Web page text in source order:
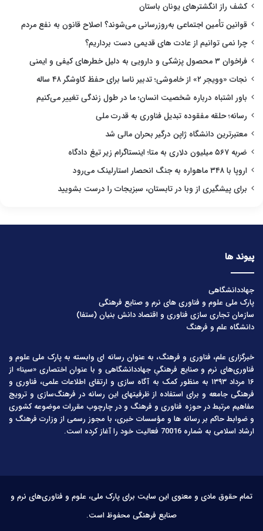
کشف راز انگشترهای یونان باستان
قوانین تأمین اجتماعی به‌روزرسانی می‌شوند؟ اصلاح قانون به نفع مردم
چرا نمی توانیم از عادت های قدیمی دست برداریم؟
فراخوان ۳ محصول پزشکی و دارویی به دلیل خطرهای کیفی و ایمنی
نجات «وویجر ۲» از خاموشی؛ تدبیر ناسا برای حفظ کاوشگر ۴۸ ساله
باور اشتباه درباره شخصیت انسان؛ ما در طول زندگی تغییر می‌کنیم
رسانه؛ حلقه مفقوده تبدیل فناوری به قدرت ملی
معتبرترین دانشگاه ژاپن درگیر بحران مالی شد
ضربه ۵۶۷ میلیون دلاری به متا؛ اینستاگرام زیر تیغ دادگاه
اروپا با ۳۴۸ ماهواره به جنگ انحصار استارلینک می‌رود
برای پیشگیری از وبا در تابستان، سبزیجات را درست بشویید
پیوند ها
جهاددانشگاهی
پارک ملی علوم و فناوری های نرم و صنایع فرهنگی
سازمان تجاری سازی فناوری و اقتصاد دانش بنیان (ستفا)
دانشگاه علم و فرهنگ
خبرگزاری علم، فناوری و فرهنگ، به عنوان رسانه ای وابسته به پارک ملی علوم و
فناوری‌های نرم و صنایع فرهنگیِ جهاددانشگاهی و با عنوان اختصاری «سینا» از
۱۶ مرداد ۱۳۹۳ به منظور کمک به آگاه سازی و ارتقای اطلاعات علمی، فناوری و
فرهنگی جامعه و برای استفاده از ظرفیتهای این رسانه در فرهنگ‌سازی و ترویج
مفاهیم مرتبط در حوزه فناوری و فرهنگ و در چارچوب مقررات موضوعه کشوری
و ضوابط حاکم بر رسانه ها و مؤسسات خبری، با مجوز رسمی از وزارت فرهنگ و
ارشاد اسلامی به شماره 70016 فعالیت خود را آغاز کرده است.
تمام حقوق مادی و معنوی این سایت برای پارک ملی، علوم و فناوری‌های نرم و
صنایع فرهنگی محفوظ است.